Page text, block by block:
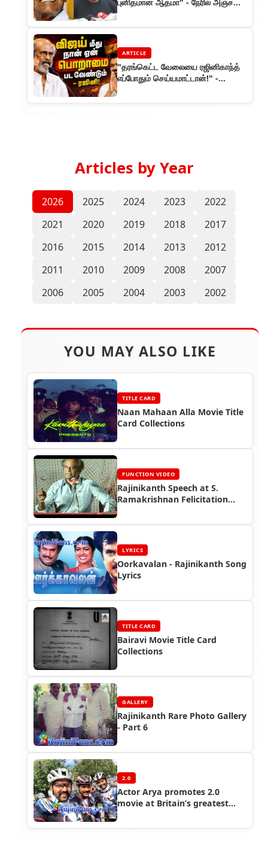
புனிதமான ஆத்மா" - நேரில் அஞ்சலி
ARTICLE
"தரங்கெட்ட வேலையை ரஜினிகாந்த்
எப்போதும் செய்யமாட்டான்!" -
Articles by Year
2026 2025 2024 2023
2022
2021
2020 2019 2018
2017
2016
2015 2014 2013
2012
2011
2010 2009 2008
2007
2006
2005 2004 2003 2002
YOU MAY ALSO LIKE
TITLE CARD
Naan Mahaan Alla Movie Title
Card Collections
FUNCTION VIDEO
Rajinikanth Speech at S.
Ramakrishnan Felicitation
LYRICS
Oorkavalan - Rajinikanth Song
Lyrics
TITLE CARD
Bairavi Movie Title Card
Collections
GALLERY
Rajinikanth Rare Photo Gallery
- Part 6
2.0
Actor Arya promotes 2.0
movie at Britain’s greatest